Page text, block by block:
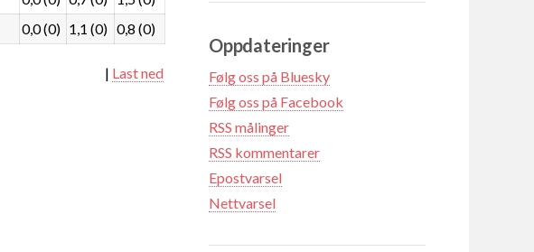
0,0 (0) 1,1 (0) 0,8 (0)
| Last ned
Oppdateringer
Følg oss på Bluesky
Følg oss på Facebook
RSS målinger
RSS kommentarer
Epostvarsel
Nettvarsel